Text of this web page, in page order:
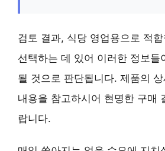
검토 결과, 식당 영업용으로 적
선택하는 데 있어 이러한 정보들
될 것으로 판단됩니다. 제품의
내용을 참고하시어 현명한 구매
랍니다.